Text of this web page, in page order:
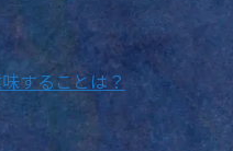
することは？